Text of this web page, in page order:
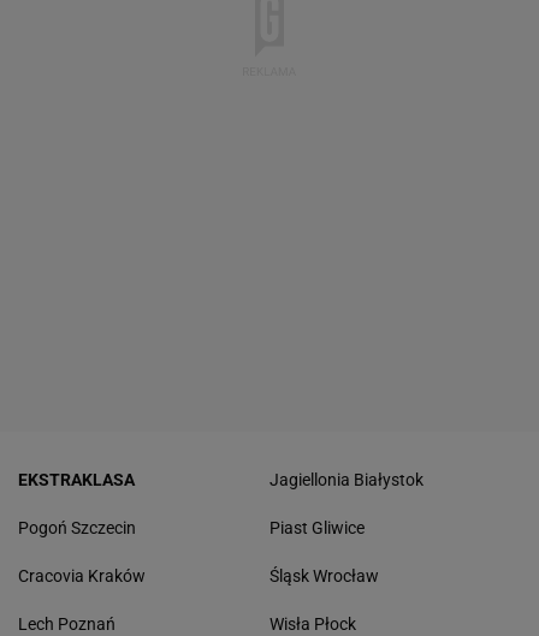
EKSTRAKLASA
Pogoń Szczecin
Cracovia Kraków
Lech Poznań
Jagiellonia Białystok
Piast Gliwice
Śląsk Wrocław
Wisła Płock